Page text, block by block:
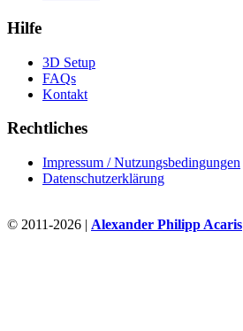
Hilfe
3D Setup
FAQs
Kontakt
Rechtliches
Impressum / Nutzungsbedingungen
Datenschutzerklärung
© 2011-2026 | Alexander Philipp Acaris